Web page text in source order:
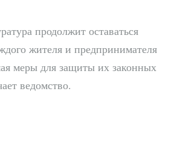
продолжит оставаться
жителя и предпринимателя
меры для защиты их законных
ведомство.